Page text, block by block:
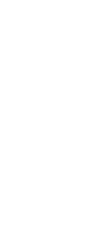
、妹妹舞一起生活的照屋
出水面。出狱的赵天龙